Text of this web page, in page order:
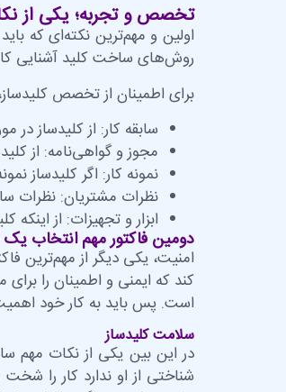
تخصص و تجربه؛ یکی از
اولین و مهم‌ترین نکته‌ای که
روش‌های ساخت کلید آشنایی
برای اطمینان از تخصص
سابقه کار: از کلیدساز
مجوز و گواهی‌نامه: از
نمونه کار: اگر کلیدساز
نظرات مشتریان: نظرات
ابزار و تجهیزات: از
دومین فاکتور مهم انتخاب یک
امنیت، یکی دیگر از مهم‌ترین
کند که ایمنی و اطمینان را
است. پس باید به کار خود
سلامت کلیدساز
در این بین یکی از نکات
شناختی از او ندارد کار را